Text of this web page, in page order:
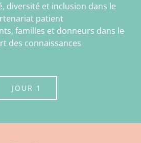
diversité et inclusion dans le
patient
familles et donneurs dans le
des connaissances
JOUR 1